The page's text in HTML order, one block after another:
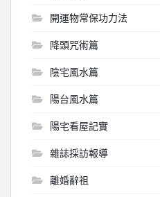
開運物常保功力法
降頭咒術篇
陰宅風水篇
陽台風水篇
陽宅看屋記實
雜誌採訪報導
離婚辭祖